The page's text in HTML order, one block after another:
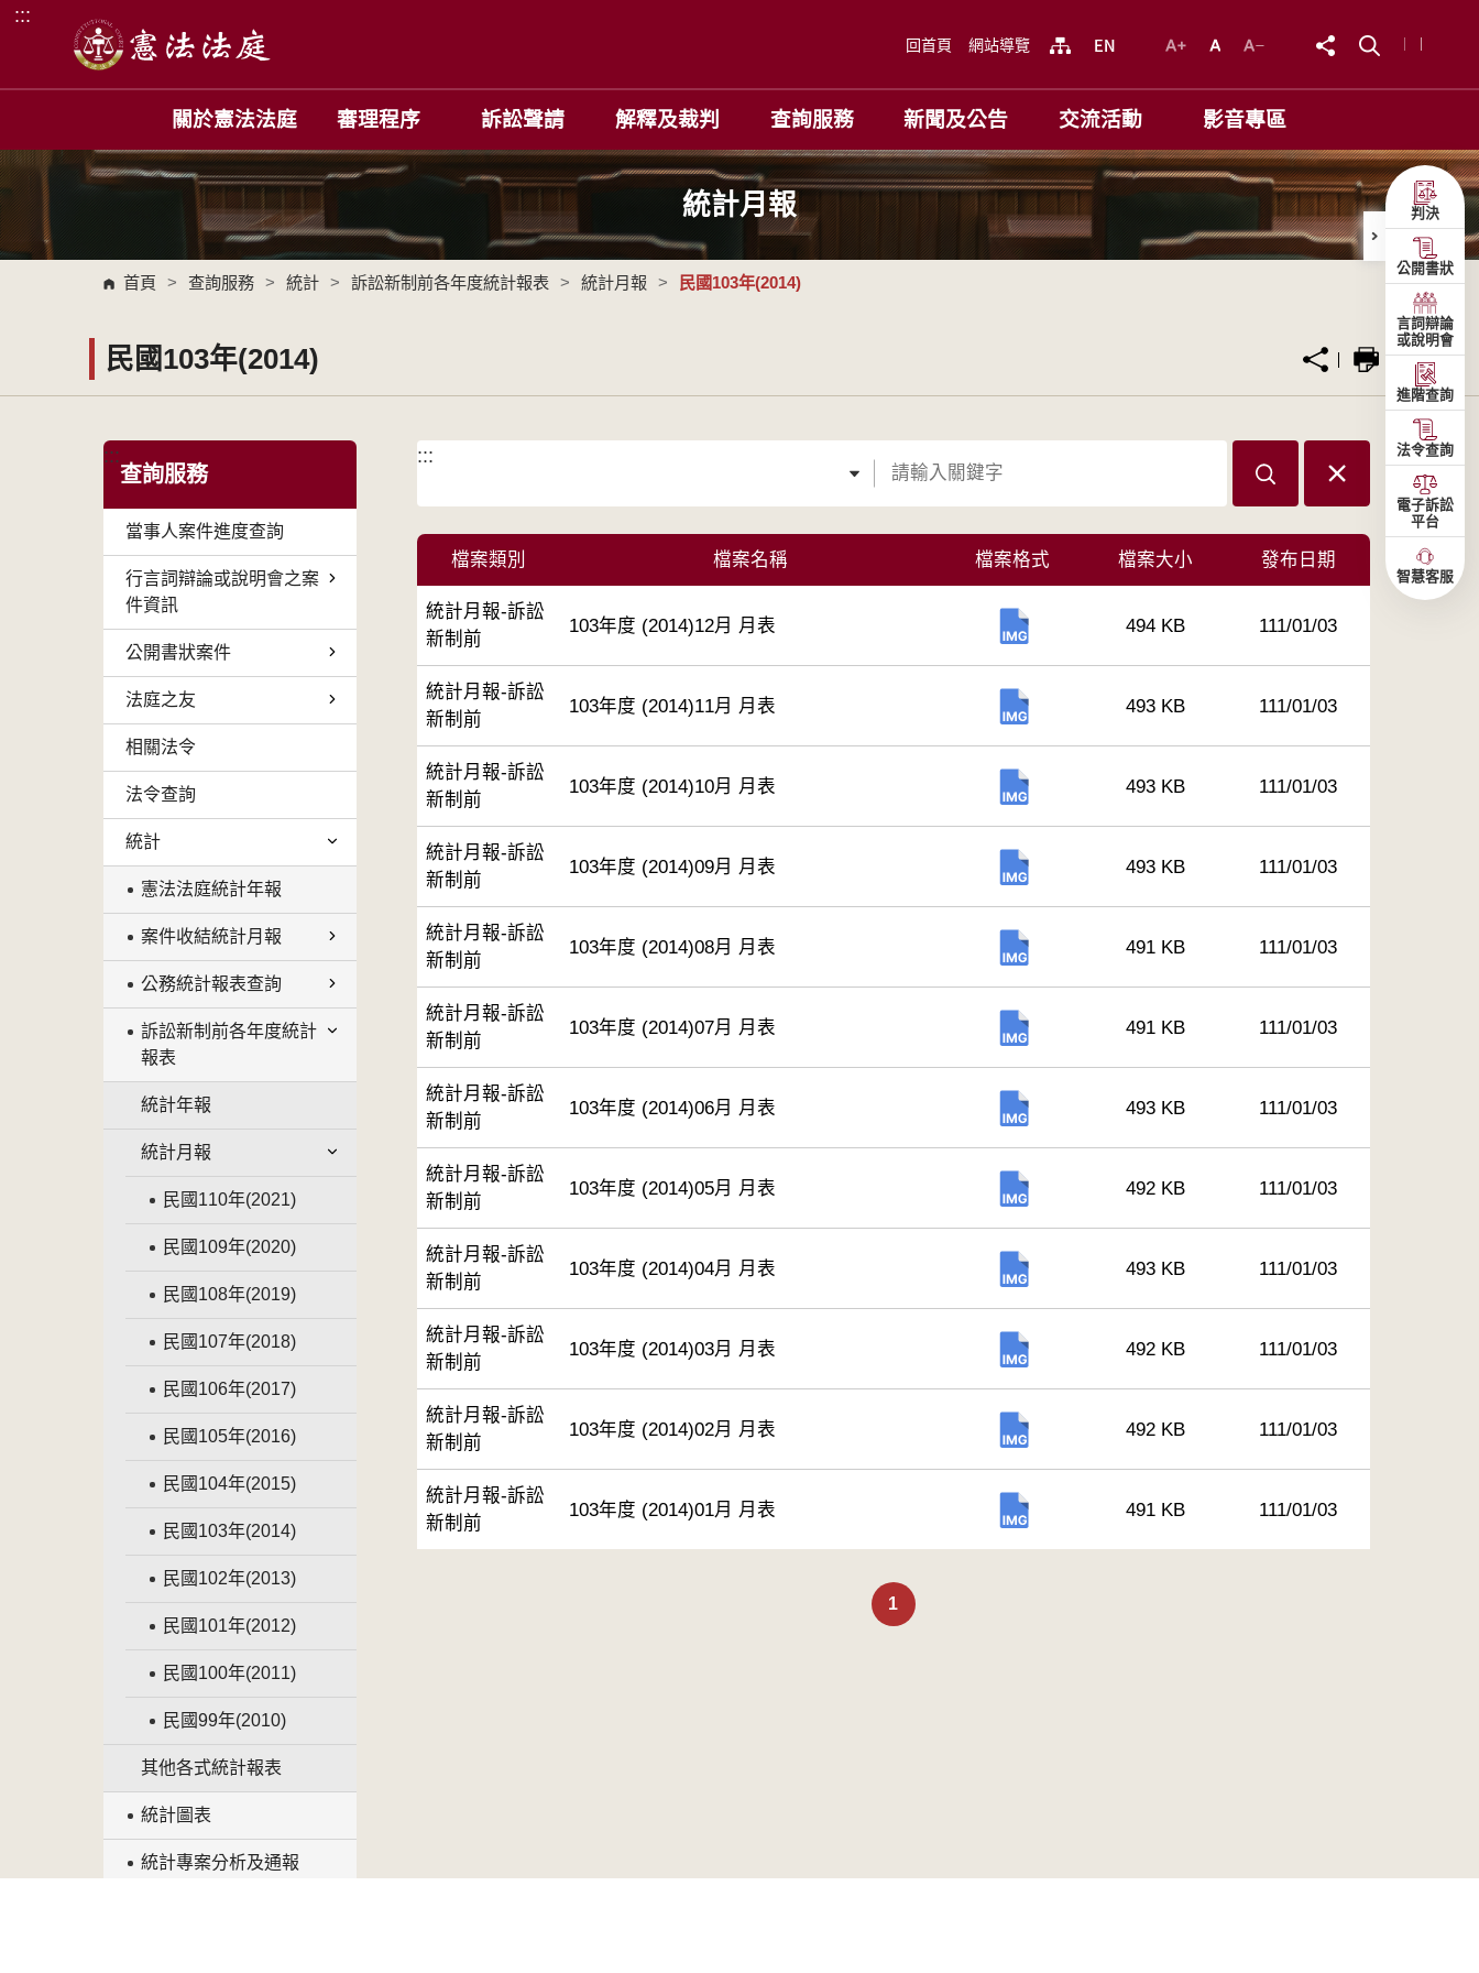
跳到主要內容區塊
:::
回首頁 網站導覽
關於憲法法庭 審理程序 訴訟聲請 解釋及裁判 查詢服務 新聞及公告 交流活動 影音專區
統計月報
首頁 > 查詢服務 > 統計 > 訴訟新制前各年度統計報表 > 統計月報 > 民國103年(2014)
民國103年(2014)
:::
查詢服務
當事人案件進度查詢
行言詞辯論或說明會之案
件資訊
公開書狀案件
法庭之友
相關法令
法令查詢
統計
憲法法庭統計年報
案件收結統計月報
公務統計報表查詢
訴訟新制前各年度統計
報表
統計年報
統計月報
民國110年(2021)
民國109年(2020)
民國108年(2019)
民國107年(2018)
民國106年(2017)
民國105年(2016)
民國104年(2015)
民國103年(2014)
民國102年(2013)
民國101年(2012)
民國100年(2011)
民國99年(2010)
其他各式統計報表
統計圖表
統計專案分析及通報
:::
檔案類別 檔案名稱 檔案格式 檔案大小 發布日期
統計月報-訴訟
新制前
103年度 (2014)12月 月表 494 KB 111/01/03
統計月報-訴訟
新制前
103年度 (2014)11月 月表 493 KB 111/01/03
統計月報-訴訟
新制前
103年度 (2014)10月 月表 493 KB 111/01/03
統計月報-訴訟
新制前
103年度 (2014)09月 月表 493 KB 111/01/03
統計月報-訴訟
新制前
103年度 (2014)08月 月表 491 KB 111/01/03
統計月報-訴訟
新制前
103年度 (2014)07月 月表 491 KB 111/01/03
統計月報-訴訟
新制前
103年度 (2014)06月 月表 493 KB 111/01/03
統計月報-訴訟
新制前
103年度 (2014)05月 月表 492 KB 111/01/03
統計月報-訴訟
新制前
103年度 (2014)04月 月表 493 KB 111/01/03
統計月報-訴訟
新制前
103年度 (2014)03月 月表 492 KB 111/01/03
統計月報-訴訟
新制前
103年度 (2014)02月 月表 492 KB 111/01/03
統計月報-訴訟
新制前
103年度 (2014)01月 月表 491 KB 111/01/03
1
判決
公開書狀
言詞辯論
或說明會
進階查詢
法令查詢
電子訴訟
平台
智慧客服